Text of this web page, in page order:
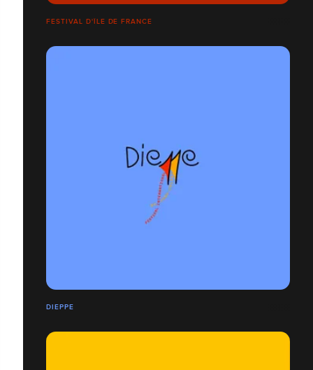
FESTIVAL D'ÎLE DE FRANCE
DIEPPE